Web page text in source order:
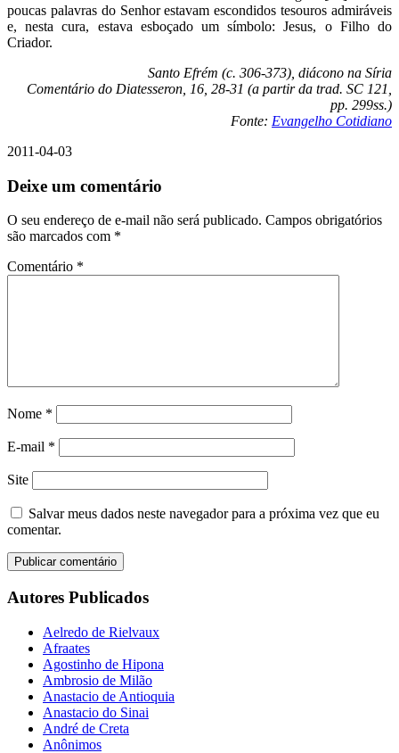
poucas palavras do Senhor estavam escondidos tesouros admiráveis
e, nesta cura, estava esboçado um símbolo: Jesus, o Filho do
Criador.
Santo Efrém (c. 306-373), diácono na Síria
Comentário do Diatesseron, 16, 28-31 (a partir da trad. SC 121,
pp. 299ss.)
Fonte: Evangelho Cotidiano
2011-04-03
Deixe um comentário
O seu endereço de e-mail não será publicado. Campos obrigatórios
são marcados com *
Comentário *
Nome *
E-mail *
Site
Salvar meus dados neste navegador para a próxima vez que eu
comentar.
Autores Publicados
Aelredo de Rielvaux
Afraates
Agostinho de Hipona
Ambrosio de Milão
Anastacio de Antioquia
Anastacio do Sinai
André de Creta
Anônimos